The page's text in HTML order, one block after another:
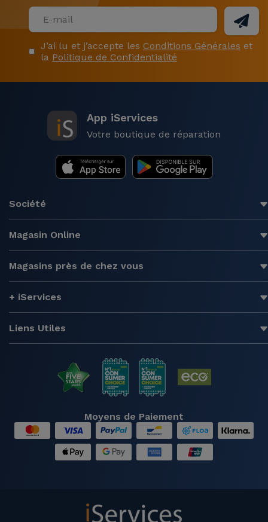
J’ai lu et j’accepte les Conditions Générales et
la Politique de Confidentialité
App iServices
Votre boutique de réparation
Société
Magasin Online
Magasins près de chez vous
+ iServices
Liens Utiles
Moyens de Paiement